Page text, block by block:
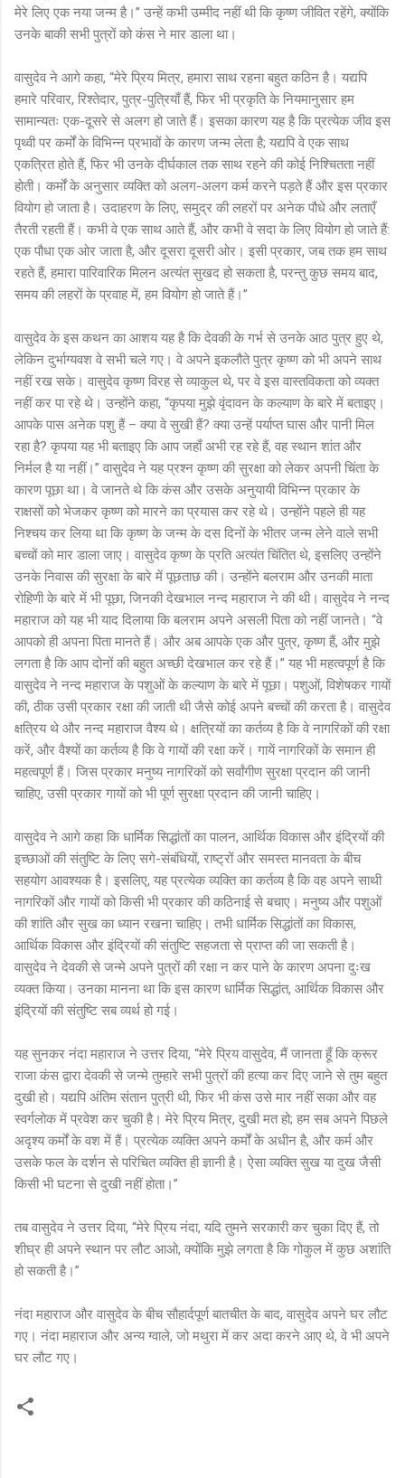
मेरे लिए एक नया जन्म है।” उन्हें कभी उम्मीद नहीं थी कि कृष्ण जीवित रहेंगे, क्योंकि
उनके बाकी सभी पुत्रों को कंस ने मार डाला था।
वासुदेव ने आगे कहा, “मेरे प्रिय मित्र, हमारा साथ रहना बहुत कठिन है। यद्यपि
हमारे परिवार, रिश्तेदार, पुत्र-पुत्रियाँ हैं, फिर भी प्रकृति के नियमानुसार हम
सामान्यतः एक-दूसरे से अलग हो जाते हैं। इसका कारण यह है कि प्रत्येक जीव इस
पृथ्वी पर कर्मों के विभिन्न प्रभावों के कारण जन्म लेता है; यद्यपि वे एक साथ
एकत्रित होते हैं, फिर भी उनके दीर्घकाल तक साथ रहने की कोई निश्चितता नहीं
होती। कर्मों के अनुसार व्यक्ति को अलग-अलग कर्म करने पड़ते हैं और इस प्रकार
वियोग हो जाता है। उदाहरण के लिए, समुद्र की लहरों पर अनेक पौधे और लताएँ
तैरती रहती हैं। कभी वे एक साथ आते हैं, और कभी वे सदा के लिए वियोग हो जाते हैं:
एक पौधा एक ओर जाता है, और दूसरा दूसरी ओर। इसी प्रकार, जब तक हम साथ
रहते हैं, हमारा पारिवारिक मिलन अत्यंत सुखद हो सकता है, परन्तु कुछ समय बाद,
समय की लहरों के प्रवाह में, हम वियोग हो जाते हैं।”
वासुदेव के इस कथन का आशय यह है कि देवकी के गर्भ से उनके आठ पुत्र हुए थे,
लेकिन दुर्भाग्यवश वे सभी चले गए। वे अपने इकलौते पुत्र कृष्ण को भी अपने साथ
नहीं रख सके। वासुदेव कृष्ण विरह से व्याकुल थे, पर वे इस वास्तविकता को व्यक्त
नहीं कर पा रहे थे। उन्होंने कहा, “कृपया मुझे वृंदावन के कल्याण के बारे में बताइए।
आपके पास अनेक पशु हैं – क्या वे सुखी हैं? क्या उन्हें पर्याप्त घास और पानी मिल
रहा है? कृपया यह भी बताइए कि आप जहाँ अभी रह रहे हैं, वह स्थान शांत और
निर्मल है या नहीं।” वासुदेव ने यह प्रश्न कृष्ण की सुरक्षा को लेकर अपनी चिंता के
कारण पूछा था। वे जानते थे कि कंस और उसके अनुयायी विभिन्न प्रकार के
राक्षसों को भेजकर कृष्ण को मारने का प्रयास कर रहे थे। उन्होंने पहले ही यह
निश्चय कर लिया था कि कृष्ण के जन्म के दस दिनों के भीतर जन्म लेने वाले सभी
बच्चों को मार डाला जाए। वासुदेव कृष्ण के प्रति अत्यंत चिंतित थे, इसलिए उन्होंने
उनके निवास की सुरक्षा के बारे में पूछताछ की। उन्होंने बलराम और उनकी माता
रोहिणी के बारे में भी पूछा, जिनकी देखभाल नन्द महाराज ने की थी। वासुदेव ने नन्द
महाराज को यह भी याद दिलाया कि बलराम अपने असली पिता को नहीं जानते। “वे
आपको ही अपना पिता मानते हैं। और अब आपके एक और पुत्र, कृष्ण हैं, और मुझे
लगता है कि आप दोनों की बहुत अच्छी देखभाल कर रहे हैं।” यह भी महत्वपूर्ण है कि
वासुदेव ने नन्द महाराज के पशुओं के कल्याण के बारे में पूछा। पशुओं, विशेषकर गायों
की, ठीक उसी प्रकार रक्षा की जाती थी जैसे कोई अपने बच्चों की करता है। वासुदेव
क्षत्रिय थे और नन्द महाराज वैश्य थे। क्षत्रियों का कर्तव्य है कि वे नागरिकों की रक्षा
करें, और वैश्यों का कर्तव्य है कि वे गायों की रक्षा करें। गायें नागरिकों के समान ही
महत्वपूर्ण हैं। जिस प्रकार मनुष्य नागरिकों को सर्वांगीण सुरक्षा प्रदान की जानी
चाहिए, उसी प्रकार गायों को भी पूर्ण सुरक्षा प्रदान की जानी चाहिए।
वासुदेव ने आगे कहा कि धार्मिक सिद्धांतों का पालन, आर्थिक विकास और इंद्रियों की
इच्छाओं की संतुष्टि के लिए सगे-संबंधियों, राष्ट्रों और समस्त मानवता के बीच
सहयोग आवश्यक है। इसलिए, यह प्रत्येक व्यक्ति का कर्तव्य है कि वह अपने साथी
नागरिकों और गायों को किसी भी प्रकार की कठिनाई से बचाए। मनुष्य और पशुओं
की शांति और सुख का ध्यान रखना चाहिए। तभी धार्मिक सिद्धांतों का विकास,
आर्थिक विकास और इंद्रियों की संतुष्टि सहजता से प्राप्त की जा सकती है।
वासुदेव ने देवकी से जन्मे अपने पुत्रों की रक्षा न कर पाने के कारण अपना दुःख
व्यक्त किया। उनका मानना था कि इस कारण धार्मिक सिद्धांत, आर्थिक विकास और
इंद्रियों की संतुष्टि सब व्यर्थ हो गई।
यह सुनकर नंदा महाराज ने उत्तर दिया, “मेरे प्रिय वासुदेव, मैं जानता हूँ कि क्रूर
राजा कंस द्वारा देवकी से जन्मे तुम्हारे सभी पुत्रों की हत्या कर दिए जाने से तुम बहुत
दुखी हो। यद्यपि अंतिम संतान पुत्री थी, फिर भी कंस उसे मार नहीं सका और वह
स्वर्गलोक में प्रवेश कर चुकी है। मेरे प्रिय मित्र, दुखी मत हो; हम सब अपने पिछले
अदृश्य कर्मों के वश में हैं। प्रत्येक व्यक्ति अपने कर्मों के अधीन है, और कर्म और
उसके फल के दर्शन से परिचित व्यक्ति ही ज्ञानी है। ऐसा व्यक्ति सुख या दुख जैसी
किसी भी घटना से दुखी नहीं होता।”
तब वासुदेव ने उत्तर दिया, “मेरे प्रिय नंदा, यदि तुमने सरकारी कर चुका दिए हैं, तो
शीघ्र ही अपने स्थान पर लौट आओ, क्योंकि मुझे लगता है कि गोकुल में कुछ अशांति
हो सकती है।”
नंदा महाराज और वासुदेव के बीच सौहार्दपूर्ण बातचीत के बाद, वासुदेव अपने घर लौट
गए। नंदा महाराज और अन्य ग्वाले, जो मथुरा में कर अदा करने आए थे, वे भी अपने
घर लौट गए।